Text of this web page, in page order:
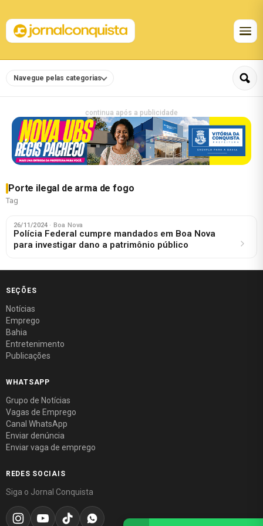
Navegue pelas categorias
continua após a publicidade
Porte ilegal de arma de fogo
Tag
26/11/2024 · Boa Nova
Polícia Federal cumpre mandados em Boa Nova
para investigar dano a patrimônio público
SEÇÕES
Notícias
Emprego
Bahia
Entretenimento
Publicações
WHATSAPP
Grupo de Notícias
Vagas de Emprego
Canal WhatsApp
Enviar denúncia
Enviar vaga de emprego
REDES SOCIAIS
Siga o Jornal Conquista